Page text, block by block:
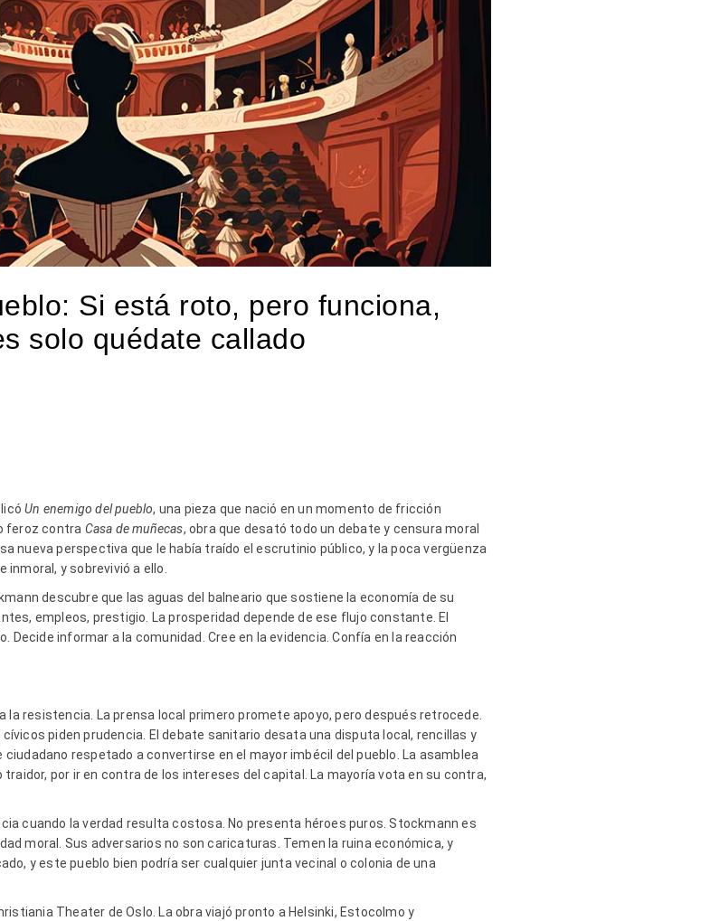
Si está roto, pero funciona,
solo quédate callado
Un enemigo del pueblo, una pieza que nació en un momento de fricción
feroz contra Casa de muñecas, obra que desató todo un debate y censura moral
nueva perspectiva que le había traído el escrutinio público, y la poca vergüenza
inmoral, y sobrevivió a ello.
descubre que las aguas del balneario que sostiene la economía de su
empleos, prestigio. La prosperidad depende de ese flujo constante. El
Decide informar a la comunidad. Cree en la evidencia. Confía en la reacción
la resistencia. La prensa local primero promete apoyo, pero después retrocede.
piden prudencia. El debate sanitario desata una disputa local, rencillas y
respetado a convertirse en el mayor imbécil del pueblo. La asamblea
por ir en contra de los intereses del capital. La mayoría vota en su contra,
cuando la verdad resulta costosa. No presenta héroes puros. Stockmann es
moral. Sus adversarios no son caricaturas. Temen la ruina económica, y
y este pueblo bien podría ser cualquier junta vecinal o colonia de una
Theater de Oslo. La obra viajó pronto a Helsinki, Estocolmo y